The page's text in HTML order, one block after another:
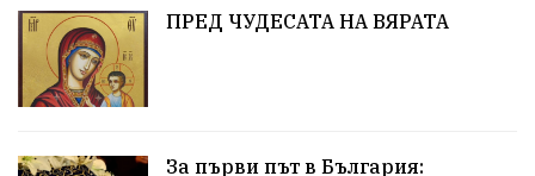
Коледа Чиста София
Софийски общински съвет
ПРЕД ЧУДЕСАТА НА ВЯРАТА
За първи път в България: